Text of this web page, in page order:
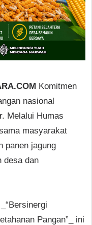
Komitmen
nasional
Melalui Humas
masyarakat
panen jagung
desa dan
Pangan”_ ini